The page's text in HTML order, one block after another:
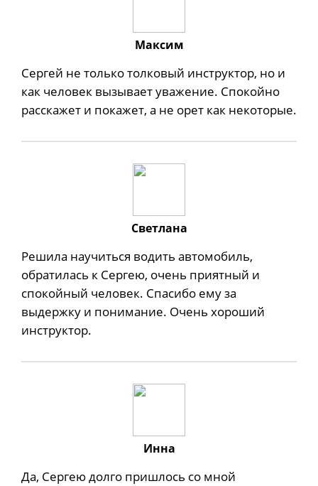
Максим
Сергей не только толковый инструктор, но и
как человек вызывает уважение. Спокойно
расскажет и покажет, а не орет как некоторые.
Светлана
Решила научиться водить автомобиль,
обратилась к Сергею, очень приятный и
спокойный человек. Спасибо ему за
выдержку и понимание. Очень хороший
инструктор.
Инна
Да, Сергею долго пришлось со мной